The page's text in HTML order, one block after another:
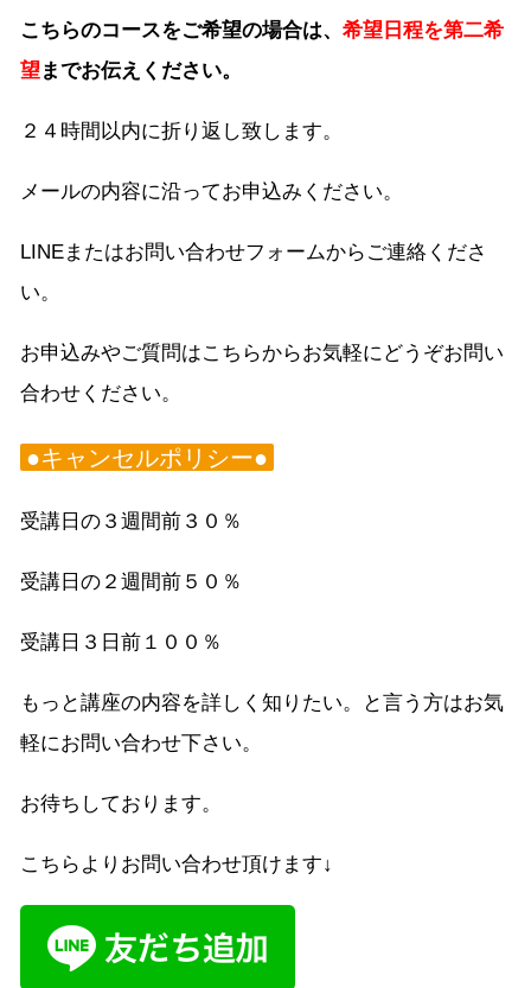
こちらのコースをご希望の場合は、 希望日程を第二希
望までお伝えください。
２４時間以内に折り返し致します。
メールの内容に沿ってお申込みください。
LINEまたはお問い合わせフォームからご連絡くださ
い。
お申込みやご質問はこちらからお気軽にどうぞお問い
合わせください。
●キャンセルポリシー●
受講日の３週間前３０％
受講日の２週間前５０％
受講日３日前１００％
もっと講座の内容を詳しく知りたい。と言う方はお気
軽にお問い合わせ下さい。
お待ちしております。
こちらよりお問い合わせ頂けます↓